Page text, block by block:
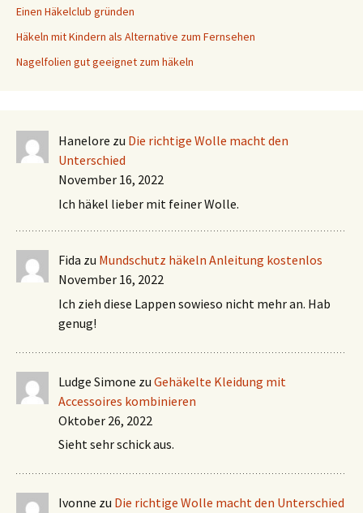
Einen Häkelclub gründen
Häkeln mit Kindern als Alternative zum Fernsehen
Nagelfolien gut geeignet zum häkeln
Hanelore zu Die richtige Wolle macht den
Unterschied
November 16, 2022
Ich häkel lieber mit feiner Wolle.
Fida zu Mundschutz häkeln Anleitung kostenlos
November 16, 2022
Ich zieh diese Lappen sowieso nicht mehr an. Hab
genug!
Ludge Simone zu Gehäkelte Kleidung mit
Accessoires kombinieren
Oktober 26, 2022
Sieht sehr schick aus.
Ivonne zu Die richtige Wolle macht den Unterschied